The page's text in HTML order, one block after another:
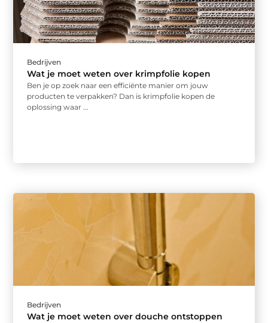
Bedrijven
Wat je moet weten over krimpfolie kopen
Ben je op zoek naar een efficiënte manier om jouw
producten te verpakken? Dan is krimpfolie kopen de
oplossing waar ...
Bedrijven
Wat je moet weten over douche ontstoppen